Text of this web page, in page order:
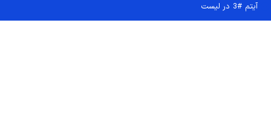
آیتم #3 در لیست